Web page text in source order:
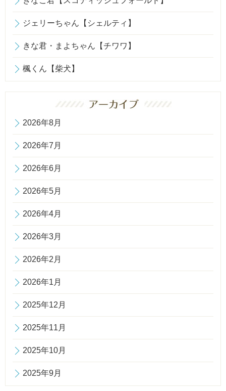
ジェリーちゃん【シェルティ】
きな君・まよちゃん【チワワ】
楓くん【柴犬】
2026年8月
2026年7月
2026年6月
2026年5月
2026年4月
2026年3月
2026年2月
2026年1月
2025年12月
2025年11月
2025年10月
2025年9月